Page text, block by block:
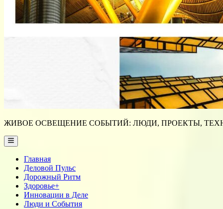
ЖИВОЕ ОСВЕЩЕНИЕ СОБЫТИЙ: ЛЮДИ, ПРОЕКТЫ,
Main
Menu
Главная
Деловой Пульс
Дорожный Ритм
Здоровье+
Инновации в Деле
Люди и События